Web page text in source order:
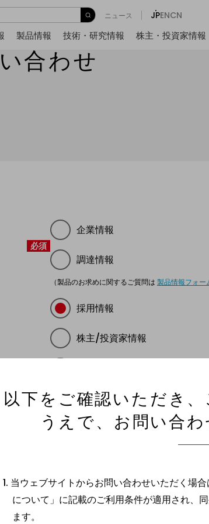
製品情報 技術・研究情報 株主・投資家情報
ニュース JPENCN
合わせ
必須
企業情報
調達情報
（製品のお求めに関するご質問は 製品情報フォー
採用情報
株主/投資家情報
ハンドボール
個人情報
以下をご確認いただき
うえで、お問い合わ
当ウェブサイトからお問い合わせいただく場
について」に記載のご利用条件が適用され、
ます。